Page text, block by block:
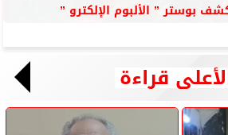
بوستر ” الألبوم الإلكترو ”
قراءة